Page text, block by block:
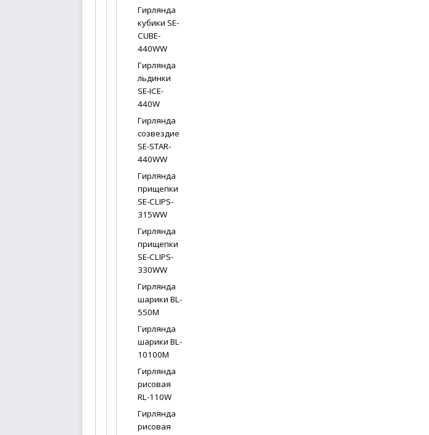
Гирлянда
кубики SE-
CUBE-
440WW
Гирлянда
льдинки
SE-ICE-
440W
Гирлянда
созвездие
SE-STAR-
440WW
Гирлянда
прищепки
SE-CLIPS-
315WW
Гирлянда
прищепки
SE-CLIPS-
330WW
Гирлянда
шарики BL-
550M
Гирлянда
шарики BL-
10100M
Гирлянда
рисовая
RL-110W
Гирлянда
рисовая